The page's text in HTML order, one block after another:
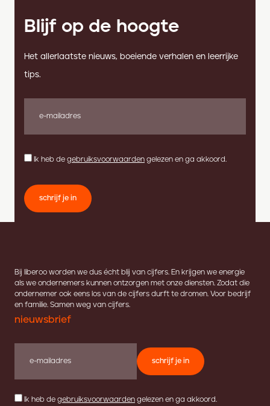
Blijf op de hoogte
Het allerlaatste nieuws, boeiende verhalen en leerrijke
tips.
Ik heb de gebruiksvoorwaarden gelezen en ga akkoord.
schrijf je in
Bij liberoo worden we dus écht blij van cijfers. En krijgen we energie
als we ondernemers kunnen ontzorgen met onze diensten. Zodat die
ondernemer ook eens los van de cijfers durft te dromen. Voor bedrijf
en familie. Samen weg van cijfers.
nieuwsbrief
schrijf je in
Ik heb de gebruiksvoorwaarden gelezen en ga akkoord.